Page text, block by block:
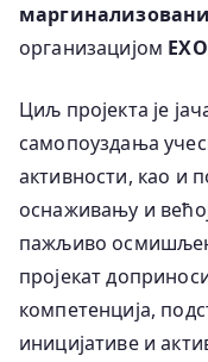
организацијом
Циљ пројекта је
самопоуздања
активности, као и
оснаживању и
пажљиво
пројекат
компетенција,
иницијативе и